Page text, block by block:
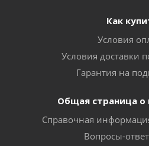
Как
Условия
Условия доставки
Гарантия на
Общая страница
Справочная
Вопросы-